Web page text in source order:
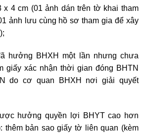
x 4 cm (01 ảnh dán trên tờ khai tham
ảnh lưu cùng hồ sơ tham gia để xây
hưởng BHXH một lần nhưng chưa
giấy xác nhận thời gian đóng BHTN
do cơ quan BHXH nơi giải quyết
hưởng quyền lợi BHYT cao hơn
bản sao giấy tờ liên quan (kèm